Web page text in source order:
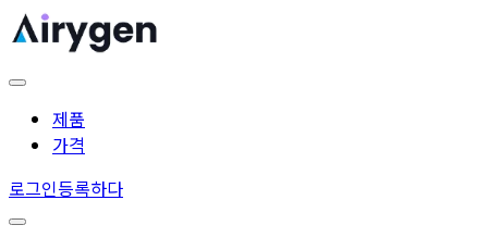
제품
가격
로그인등록하다